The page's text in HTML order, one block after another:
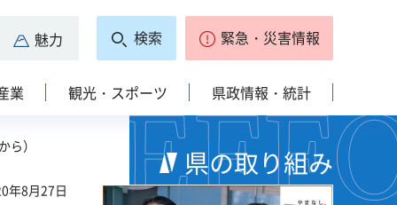
魅力 検索 緊急・災害情報
業 観光・スポーツ 県政情報・統計
）
年8月27日
県の取り組み